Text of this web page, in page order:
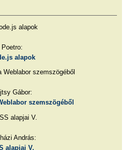
Poetro:
alapok
Gábor:
szemszögéből
András:
alapjai V.